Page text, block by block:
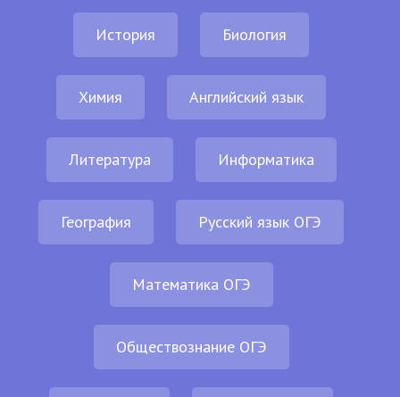
История Биология
Химия Английский язык
Литература Информатика
География Русский язык ОГЭ
Математика ОГЭ
Обществознание ОГЭ